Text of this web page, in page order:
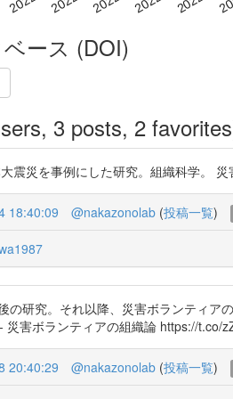
ース (DOI)
3 posts, 2
震災を事例にした研究。組織科学。
18:40:09 @nakazonolab (投稿一覧)
の研究。それ以降、災害ボランティア
災害ボランティアの組織論 https://t.co/
20:40:29 @nakazonolab (投稿一覧)